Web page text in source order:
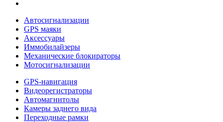
Автосигнализации
GPS маяки
Аксессуары
Иммобилайзеры
Механические блокираторы
Мотосигнализации
GPS-навигация
Видеорегистраторы
Автомагнитолы
Камеры заднего вида
Переходные рамки